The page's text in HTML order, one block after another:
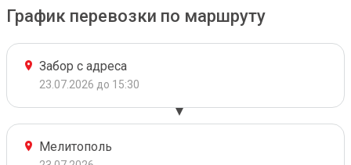
График перевозки по маршруту
Забор с адреса
23.07.2026 до 15:30
Мелитополь